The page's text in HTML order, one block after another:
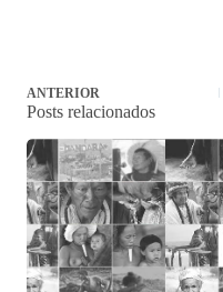
ANTERIOR
Posts relacionados